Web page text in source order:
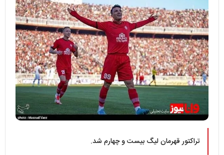
تراکتور قهرمان لیگ بیست و چهارم شد.